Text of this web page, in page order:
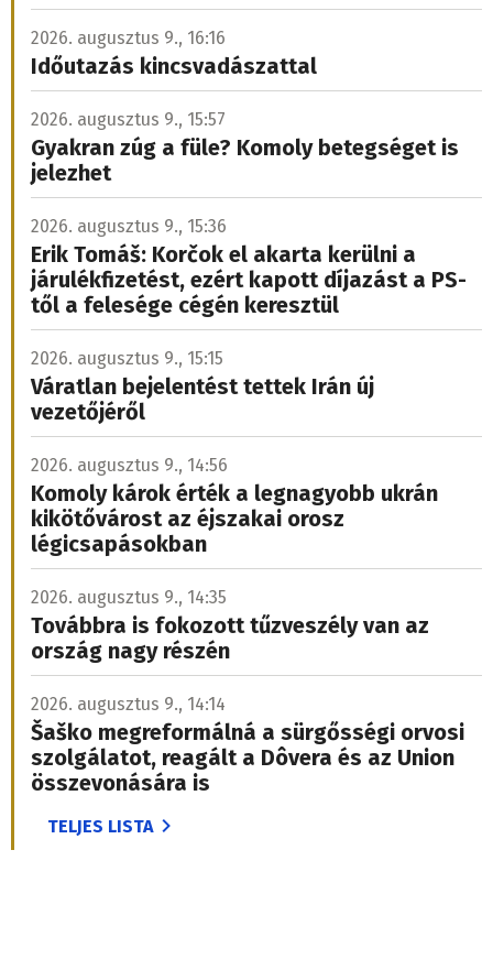
2026. augusztus 9., 16:16
Időutazás kincsvadászattal
2026. augusztus 9., 15:57
Gyakran zúg a füle? Komoly betegséget is
jelezhet
2026. augusztus 9., 15:36
Erik Tomáš: Korčok el akarta kerülni a
járulékfizetést, ezért kapott díjazást a PS-
től a felesége cégén keresztül
2026. augusztus 9., 15:15
Váratlan bejelentést tettek Irán új
vezetőjéről
2026. augusztus 9., 14:56
Komoly károk érték a legnagyobb ukrán
kikötővárost az éjszakai orosz
légicsapásokban
2026. augusztus 9., 14:35
Továbbra is fokozott tűzveszély van az
ország nagy részén
2026. augusztus 9., 14:14
Šaško megreformálná a sürgősségi orvosi
szolgálatot, reagált a Dôvera és az Union
összevonására is
TELJES LISTA